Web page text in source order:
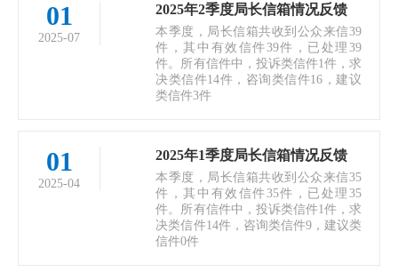
01
2025-07
2025年2季度局长信箱情况反馈
本季度，局长信箱共收到公众来信39
件，其中有效信件39件，已处理39
件。所有信件中，投诉类信件1件，求
决类信件14件，咨询类信件16，建议
类信件3件
01
2025-04
2025年1季度局长信箱情况反馈
本季度，局长信箱共收到公众来信35
件，其中有效信件35件，已处理35
件。所有信件中，投诉类信件1件，求
决类信件14件，咨询类信件9，建议类
信件0件